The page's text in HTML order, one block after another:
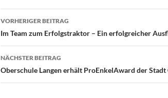
Beitragsnavigation
VORHERIGER BEITRAG
Im Team zum Erfolgstraktor – Ein erfolgreicher
NÄCHSTER BEITRAG
Oberschule Langen erhält ProEnkelAward der Stadt